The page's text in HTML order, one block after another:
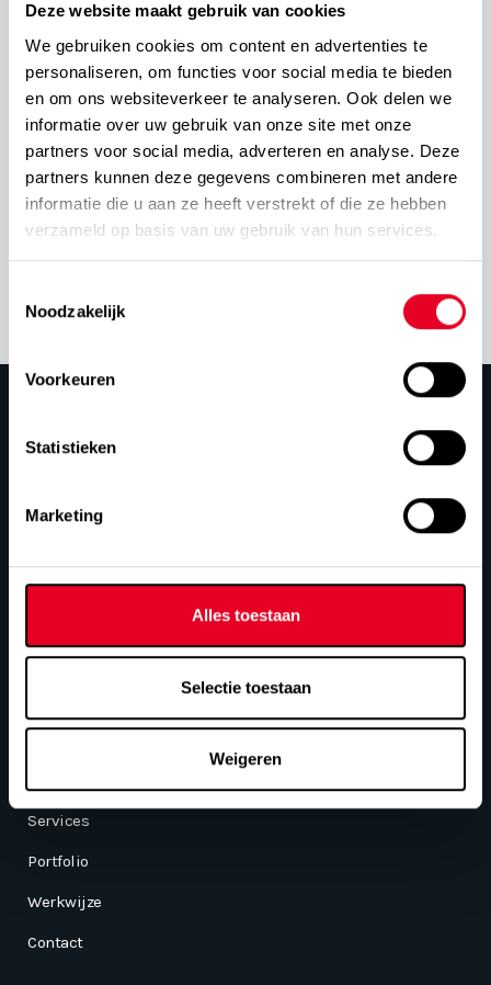
Deze website maakt gebruik van cookies
We gebruiken cookies om content en advertenties te
personaliseren, om functies voor social media te bieden
en om ons websiteverkeer te analyseren. Ook delen we
informatie over uw gebruik van onze site met onze
partners voor social media, adverteren en analyse. Deze
partners kunnen deze gegevens combineren met andere
informatie die u aan ze heeft verstrekt of die ze hebben
verzameld op basis van uw gebruik van hun services.
Noodzakelijk
Voorkeuren
Statistieken
Marketing
Alles toestaan
Selectie toestaan
Weigeren
Creatief, gedreven en service gericht
Lees meer
Services
Portfolio
Werkwijze
Contact